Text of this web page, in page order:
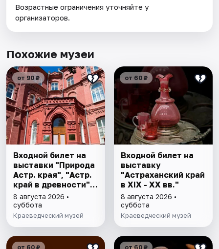
Возрастные ограничения уточняйте у
организаторов.
Похожие музеи
от 90 ₽
Входной билет на
выставки "Природа
Астр. края", "Астр.
край в древности",
"Заселение Астр.
края"
8 августа 2026 •
суббота
Краеведческий музей
от 60 ₽
Входной билет на
выставку
"Астраханский край
в XIX - XX вв."
8 августа 2026 •
суббота
Краеведческий музей
от 60 ₽ от 60 ₽